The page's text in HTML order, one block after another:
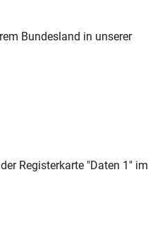
Bundesland in unserer
Registerkarte "Daten 1" im